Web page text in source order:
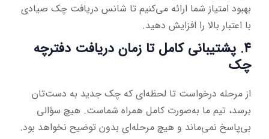
بهبود امتیاز شما ارائه می‌کنیم تا شانس دریافت چک صیادی
با اعتبار بالا را افزایش دهید.
۴. پشتیبانی کامل تا زمان دریافت دفترچه
چک
از مرحله درخواست تا لحظه‌ای که چک جدید به دست‌تان
برسد، تیم ما به‌صورت کامل همراه شماست. هیچ سؤالی
بی‌پاسخ نمی‌ماند و هیچ مرحله‌ای بدون توضیح نخواهد بود.